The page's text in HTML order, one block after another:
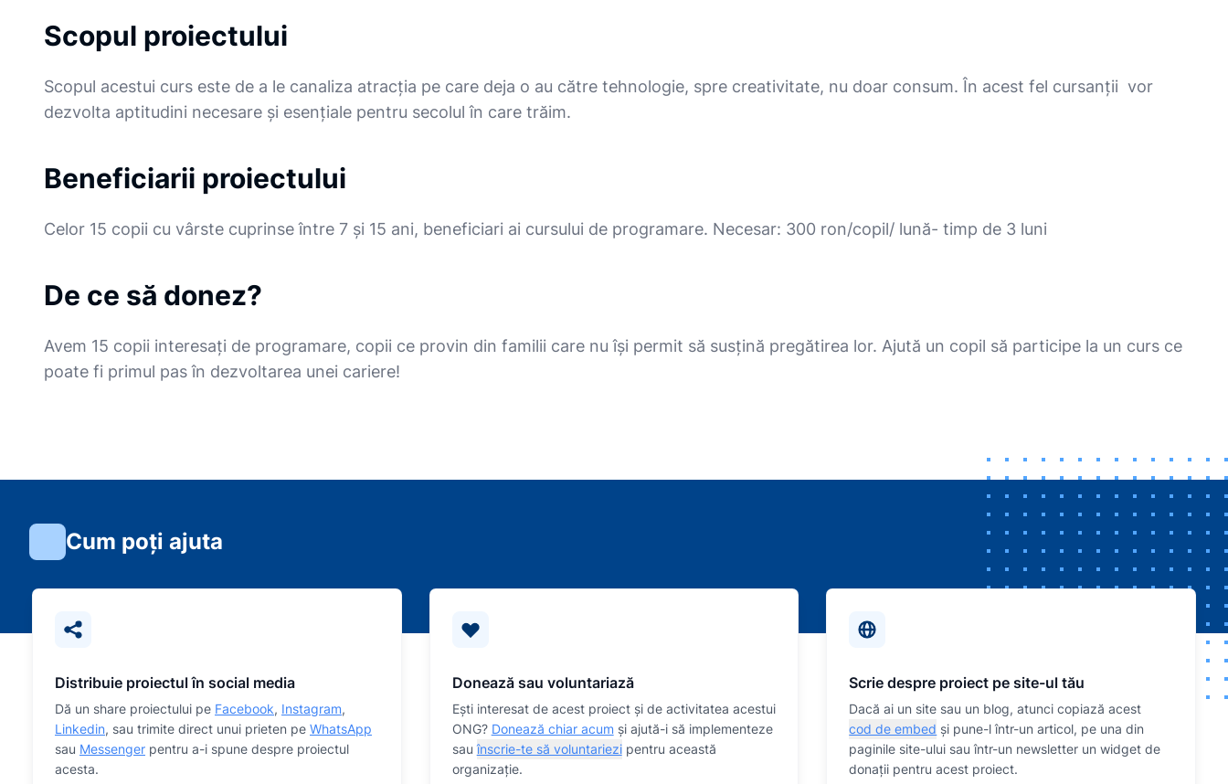
Scopul proiectului
Scopul acestui curs este de a le canaliza atracția pe care deja o au către tehnologie, spre creativitate, nu doar consum. În acest fel cursanții vor
dezvolta aptitudini necesare și esențiale pentru secolul în care trăim.
Beneficiarii proiectului
Celor 15 copii cu vârste cuprinse între 7 și 15 ani, beneficiari ai cursului de programare. Necesar: 300 ron/copil/ lună- timp de 3 luni
De ce să donez?
Avem 15 copii interesați de programare, copii ce provin din familii care nu își permit să susțină pregătirea lor. Ajută un copil să participe la un curs ce
poate fi primul pas în dezvoltarea unei cariere!
Cum poți ajuta
Distribuie proiectul în social media
Dă un share proiectului pe Facebook, Instagram,
Linkedin, sau trimite direct unui prieten pe WhatsApp
sau Messenger pentru a-i spune despre proiectul
acesta.
Donează sau voluntariază
Eşti interesat de acest proiect și de activitatea acestui
ONG? Donează chiar acum și ajută-i să implementeze
sauînscrie-te să voluntariezipentru această
organizaţie.
Scrie despre proiect pe site-ul tău
Dacă ai un site sau un blog, atunci copiază acest
cod de embed și pune-l într-un articol, pe una din
paginile site-ului sau într-un newsletter un widget de
donații pentru acest proiect.